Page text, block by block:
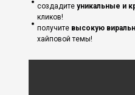
создадите уникальные и
кликов!
получите высокую
хайповой темы!